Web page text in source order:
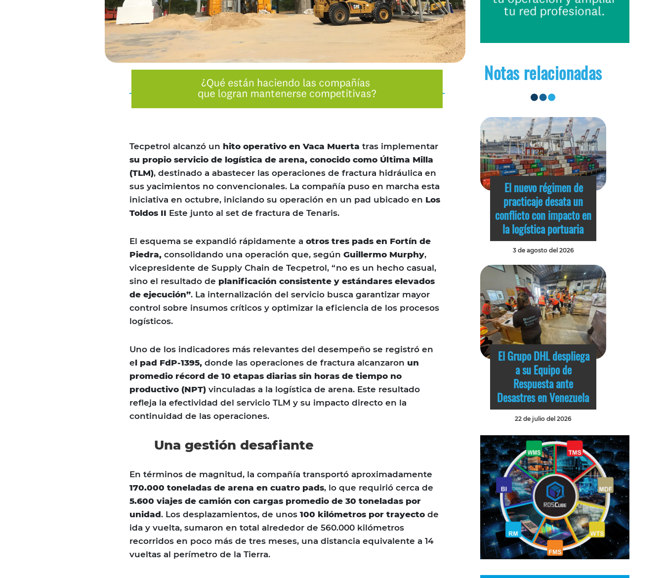
Tecpetrol alcanzó un hito operativo en Vaca Muerta tras implementar
su propio servicio de logística de arena, conocido como Última Milla
(TLM), destinado a abastecer las operaciones de fractura hidráulica en
sus yacimientos no convencionales. La compañía puso en marcha esta
iniciativa en octubre, iniciando su operación en un pad ubicado en Los
Toldos II Este junto al set de fractura de Tenaris.
El esquema se expandió rápidamente a otros tres pads en Fortín de
Piedra, consolidando una operación que, según Guillermo Murphy,
vicepresidente de Supply Chain de Tecpetrol, “no es un hecho casual,
sino el resultado de planificación consistente y estándares elevados
de ejecución”. La internalización del servicio busca garantizar mayor
control sobre insumos críticos y optimizar la eficiencia de los procesos
logísticos.
Uno de los indicadores más relevantes del desempeño se registró en
el pad FdP-1395, donde las operaciones de fractura alcanzaron un
promedio récord de 10 etapas diarias sin horas de tiempo no
productivo (NPT) vinculadas a la logística de arena. Este resultado
refleja la efectividad del servicio TLM y su impacto directo en la
continuidad de las operaciones.
Una gestión desafiante
En términos de magnitud, la compañía transportó aproximadamente
170.000 toneladas de arena en cuatro pads, lo que requirió cerca de
5.600 viajes de camión con cargas promedio de 30 toneladas por
unidad. Los desplazamientos, de unos 100 kilómetros por trayecto de
ida y vuelta, sumaron en total alrededor de 560.000 kilómetros
recorridos en poco más de tres meses, una distancia equivalente a 14
vueltas al perímetro de la Tierra.
Notas relacionadas
El nuevo régimen de
practicaje desata un
conflicto con impacto en
la logística portuaria
3 de agosto del 2026
El Grupo DHL despliega
a su Equipo de
Respuesta ante
Desastres en Venezuela
22 de julio del 2026